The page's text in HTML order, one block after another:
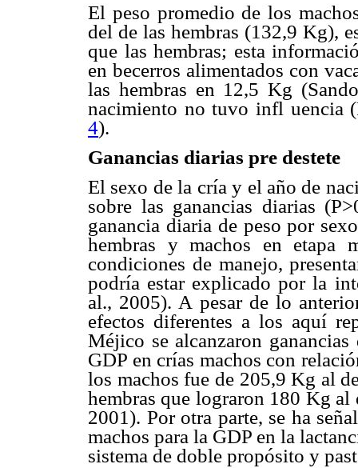
El peso promedio de los
del de las hembras (132,9 Kg),
que las hembras; esta
en becerros alimentados con
las hembras en 12,5 Kg
nacimiento no tuvo infl uencia
4).
Ganancias diarias pre destete
El sexo de la cría y el año de
sobre las ganancias diarias
ganancia diaria de peso por
hembras y machos en etapa
condiciones de manejo,
podría estar explicado por la
al., 2005). A pesar de lo
efectos diferentes a los aquí
Méjico se alcanzaron
GDP en crías machos con
los machos fue de 205,9 Kg al
hembras que lograron 180 Kg
2001). Por otra parte, se ha
machos para la GDP en la
sistema de doble propósito y